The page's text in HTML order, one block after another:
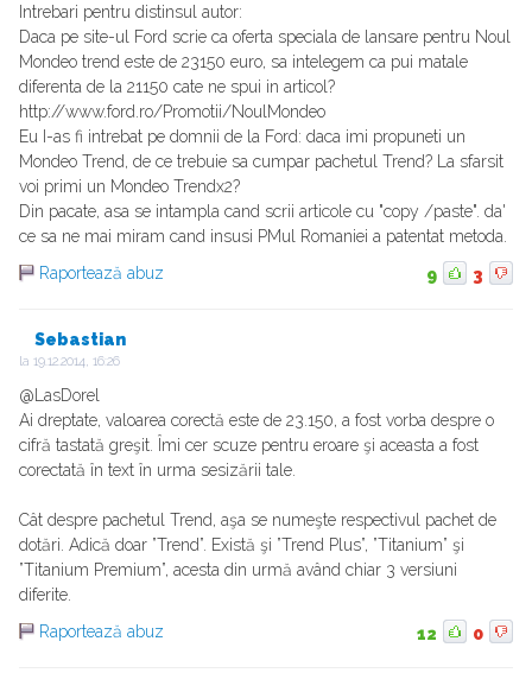
Intrebari pentru distinsul autor:
Daca pe site-ul Ford scrie ca oferta speciala de lansare pentru Noul
Mondeo trend este de 23150 euro, sa intelegem ca pui matale
diferenta de la 21150 cate ne spui in articol?
http://www.ford.ro/Promotii/NoulMondeo
Eu I-as fi intrebat pe domnii de la Ford: daca imi propuneti un
Mondeo Trend, de ce trebuie sa cumpar pachetul Trend? La sfarsit
voi primi un Mondeo Trendx2?
Din pacate, asa se intampla cand scrii articole cu "copy /paste". da'
ce sa ne mai miram cand insusi PMul Romaniei a patentat metoda.
Raportează abuz
9 3
Sebastian
la 19.12.2014, 16:26
@LasDorel
Ai dreptate, valoarea corectă este de 23.150, a fost vorba despre o
cifră tastată greşit. Îmi cer scuze pentru eroare şi aceasta a fost
corectată în text în urma sesizării tale.
Cât despre pachetul Trend, aşa se numeşte respectivul pachet de
dotări. Adică doar ”Trend”. Există şi ”Trend Plus”, ”Titanium” şi
”Titanium Premium”, acesta din urmă având chiar 3 versiuni
diferite.
Raportează abuz
12 0